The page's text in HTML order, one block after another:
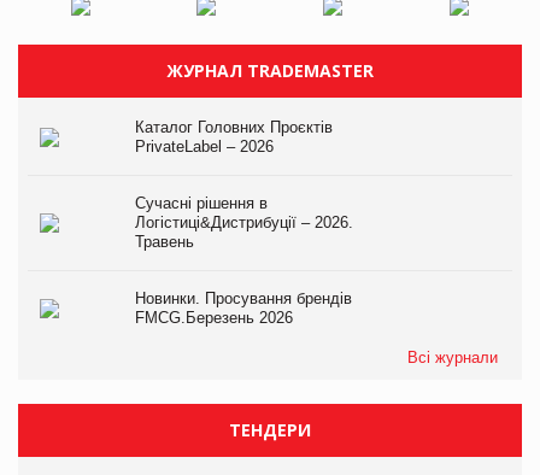
ЖУРНАЛ TRADEMASTER
Каталог Головних Проєктів
PrivateLabel – 2026
Сучасні рішення в
Логістиці&Дистрибуції – 2026.
Травень
Новинки. Просування брендів
FMCG.Березень 2026
Всі журнали
ТЕНДЕРИ